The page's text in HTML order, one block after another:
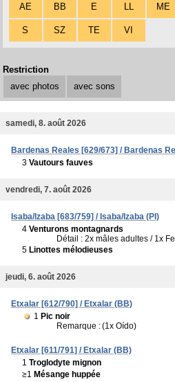
AE BB E ME
S SZ TE VI
Restriction
avec photos
avec sons
samedi, 8. août 2026
Bardenas Reales [629/673] / Bardenas
3 Vautours fauves
vendredi, 7. août 2026
Isaba/Izaba [683/759] / Isaba/Izaba (PI)
4 Venturons montagnards
Détail : 2x mâles adultes / 1x
5 Linottes mélodieuses
jeudi, 6. août 2026
Etxalar [612/790] / Etxalar (BB)
1 Pic noir
Remarque :(1x Oído)
Etxalar [611/791] / Etxalar (BB)
1 Troglodyte mignon
≥1 Mésange huppée